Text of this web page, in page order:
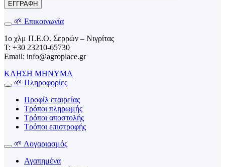
🌱 Επικοινωνία
1o χλμ Π.Ε.Ο. Σερρών – Νιγρίτας
T: +30 23210-65730
Email: info@agroplace.gr
ΚΛΗΣΗ ΜΗΝΥΜΑ
🌱 Πληροφορίες
Προφίλ εταιρείας
Τρόποι πληρωμής
Τρόποι αποστολής
Τρόποι επιστροφής
🌱 Λογαριασμός
Αγαπημένα